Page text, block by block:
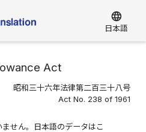
language
日本語
Act
昭和三十六年法律第二百三十八号
Act No. 238 of 1961
せん。日本語のデータはこ